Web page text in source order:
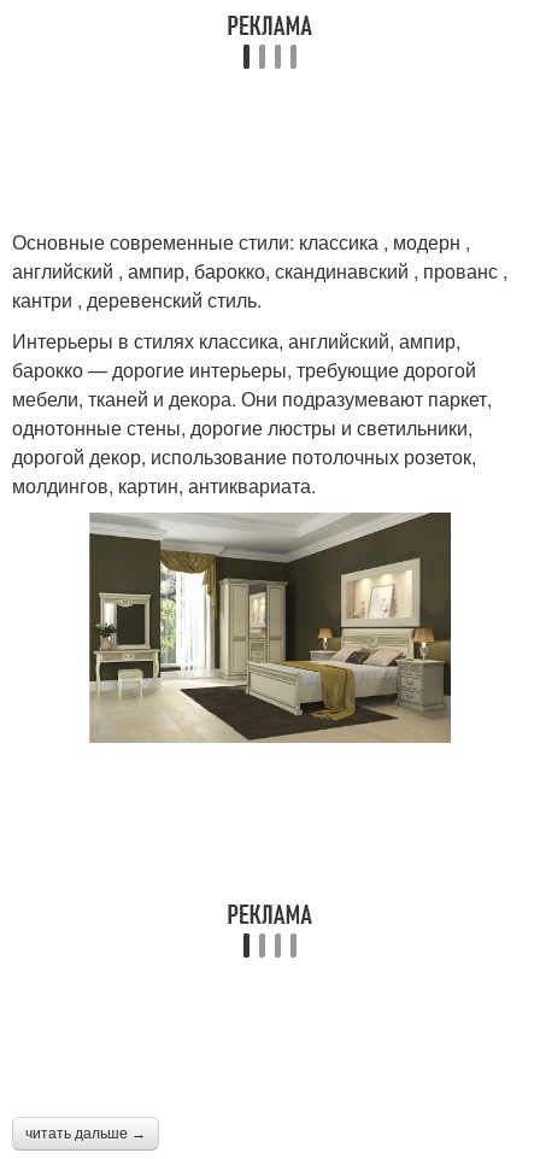
Основные современные стили: классика , модерн ,
английский , ампир, барокко, скандинавский , прованс ,
кантри , деревенский стиль.
Интерьеры в стилях классика, английский, ампир,
барокко — дорогие интерьеры, требующие дорогой
мебели, тканей и декора. Они подразумевают паркет,
однотонные стены, дорогие люстры и светильники,
дорогой декор, использование потолочных розеток,
молдингов, картин, антиквариата.
читать дальше →